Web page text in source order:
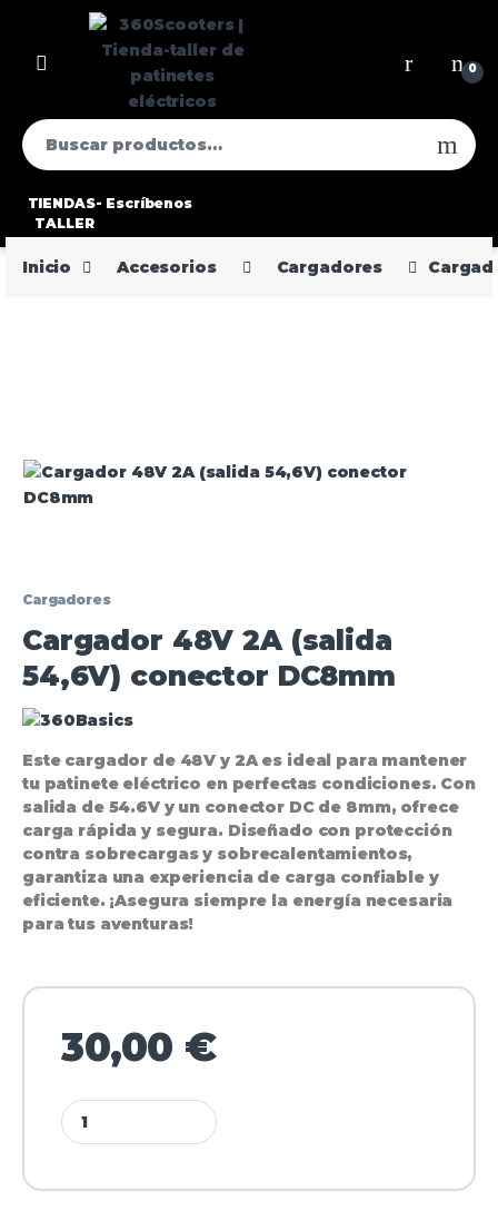
0
TIENDAS-
TALLER
Escríbenos
Inicio Accesorios Cargadores
Cargadores
Cargador 48V 2A (salida
54,6V) conector DC8mm
Este cargador de 48V y 2Aes ideal para mantener
tu patinete eléctrico en perfectas condiciones. Con
salida de 54.6Vy un conector DC de 8mm, ofrece
carga rápida y segura. Diseñado con protección
contra sobrecargas y sobrecalentamientos,
garantiza una experiencia de carga confiable y
eficiente. ¡Asegura siempre la energía necesaria
para tus aventuras!
30,00 €